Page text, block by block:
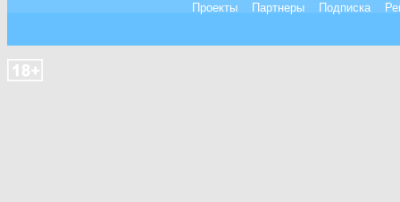
Проекты Партнеры Подписка